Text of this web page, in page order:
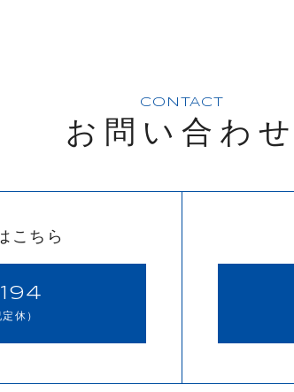
CONTACT
お問い合わせ
こちら
休）